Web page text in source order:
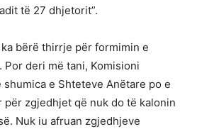
të 27 dhjetorit”.
bërë thirrje për formimin e
deri më tani, Komisioni
shumica e Shteteve Anëtare po e
për zgjedhjet që nuk do të kalonin
Nuk iu afruan zgjedhjeve